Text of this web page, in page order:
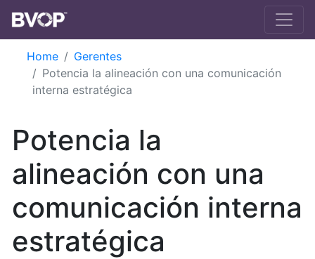
Skip to main content
Home
Gerentes
Potencia la alineación con una comunicación
interna estratégica
Potencia la
alineación con una
comunicación interna
estratégica